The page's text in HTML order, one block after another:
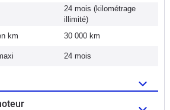
24 mois (kilométrage
illimité)
km
30 000 km
24 mois